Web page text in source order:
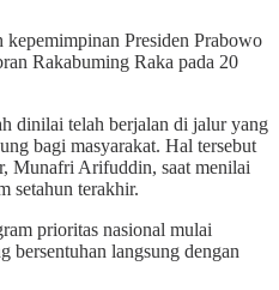
Presiden Prabowo
Rakabuming Raka pada 20
dinilai telah berjalan di jalur yang
bagi masyarakat. Hal tersebut
Munafri Arifuddin, saat menilai
setahun terakhir.
prioritas nasional mulai
bersentuhan langsung dengan